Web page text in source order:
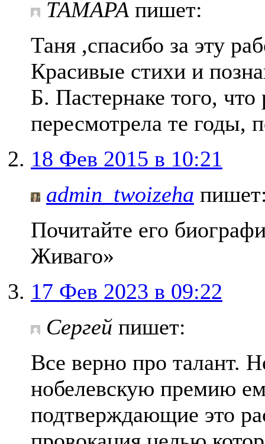
ТАМАРА пишет:
Таня ,спасибо за эту
Красивые стихи и
Б. Пастернаке того,
пересмотрела те годы,
18 Фев 2015 в 10:21
admin_twoizeha
Почитайте его
Живаго»
17 Фев 2023 в 09:22
Сергей пишет:
Все верно про талант.
нобелевскую премию
подтверждающие это